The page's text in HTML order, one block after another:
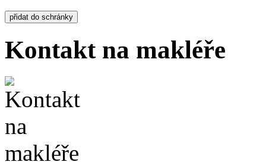
Kontakt na makléře